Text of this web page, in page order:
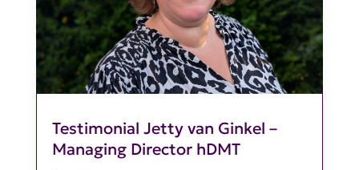
Testimonial Jetty van Ginkel –
Managing Director hDMT